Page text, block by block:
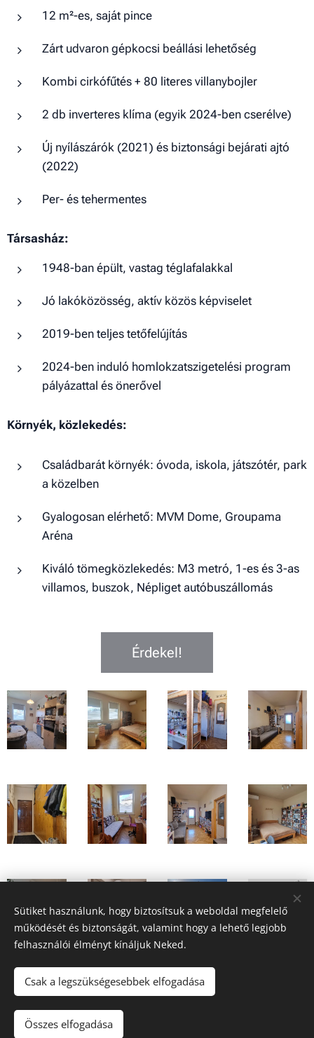
12 m²-es, saját pince
Zárt udvaron gépkocsi beállási lehetőség
Kombi cirkófűtés + 80 literes villanybojler
2 db inverteres klíma (egyik 2024-ben cserélve)
Új nyílászárók (2021) és biztonsági bejárati ajtó
(2022)
Per- és tehermentes
Társasház:
1948-ban épült, vastag téglafalakkal
Jó lakóközösség, aktív közös képviselet
2019-ben teljes tetőfelújítás
2024-ben induló homlokzatszigetelési program
pályázattal és önerővel
Környék, közlekedés:
Családbarát környék: óvoda, iskola, játszótér, park
a közelben
Gyalogosan elérhető: MVM Dome, Groupama
Aréna
Kiváló tömegközlekedés: M3 metró, 1-es és 3-as
villamos, buszok, Népliget autóbuszállomás
Érdekel!
A képeket biztosította:
Az oldalt a
Sütiket használunk, hogy biztosítsuk a weboldal megfelelő
működését és biztonságát, valamint hogy a lehető legjobb
felhasználói élményt kínáljuk Neked.
Csak a legszükségesebbek elfogadása
Összes elfogadása